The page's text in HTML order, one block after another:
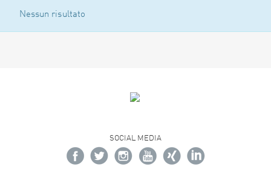
Nessun risultato
SOCIAL MEDIA